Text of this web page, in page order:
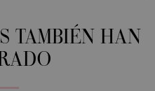
TAMBIÉN HAN